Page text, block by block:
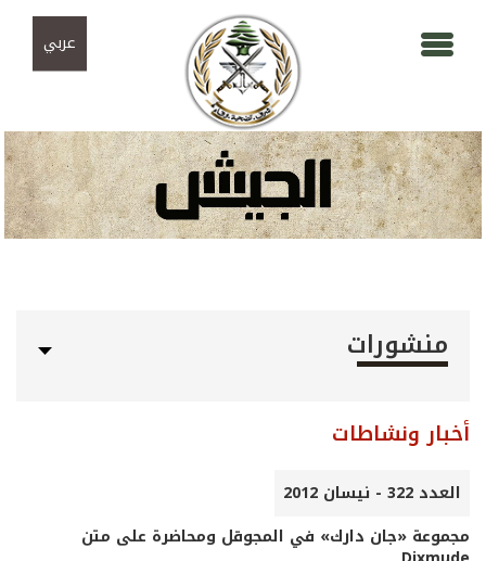
عربي
منشورات
أخبار ونشاطات
العدد 322 - نيسان 2012
مجموعة «جان دارك» في المجوقل ومحاضرة على متن